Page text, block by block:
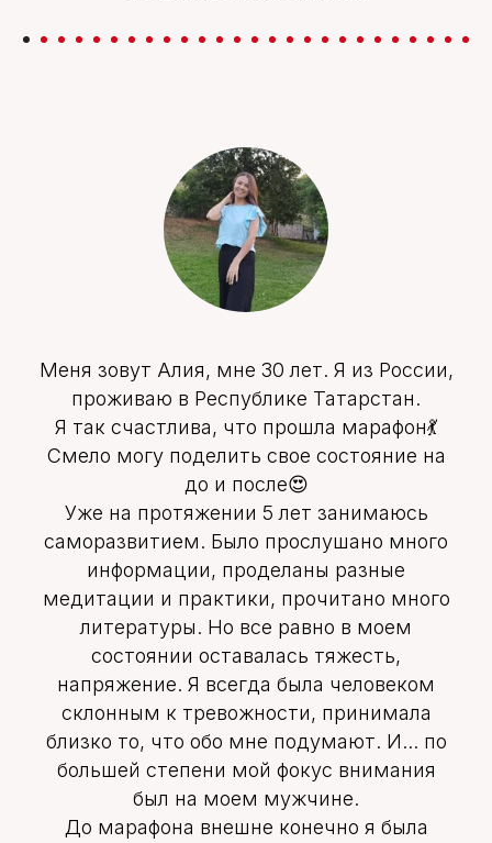
Меня зовут Алия, мне 30 лет. Я из России,
проживаю в Республике Татарстан.
Я так счастлива, что прошла марафон💃
Смело могу поделить свое состояние на
до и после😍
Уже на протяжении 5 лет занимаюсь
саморазвитием. Было прослушано много
информации, проделаны разные
медитации и практики, прочитано много
литературы. Но все равно в моем
состоянии оставалась тяжесть,
напряжение. Я всегда была человеком
склонным к тревожности, принимала
близко то, что обо мне подумают. И... по
большей степени мой фокус внимания
был на моем мужчине.
До марафона внешне конечно я была